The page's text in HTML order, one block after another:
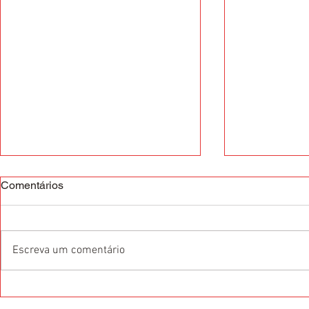
Comentários
Escreva um comentário